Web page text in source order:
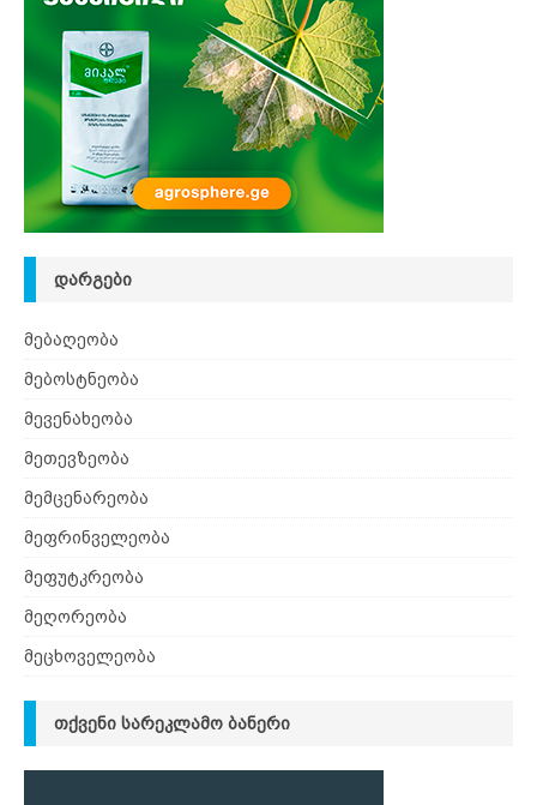
ᲓᲐᲠᲒᲔᲑᲘ
მებაღეობა
მებოსტნეობა
მევენახეობა
მეთევზეობა
მემცენარეობა
მეფრინველეობა
მეფუტკრეობა
მეღორეობა
მეცხოველეობა
ᲗᲥᲕᲔᲜᲘ ᲡᲐᲠᲔᲙᲚᲐᲛᲝ ᲑᲐᲜᲔᲠᲘ